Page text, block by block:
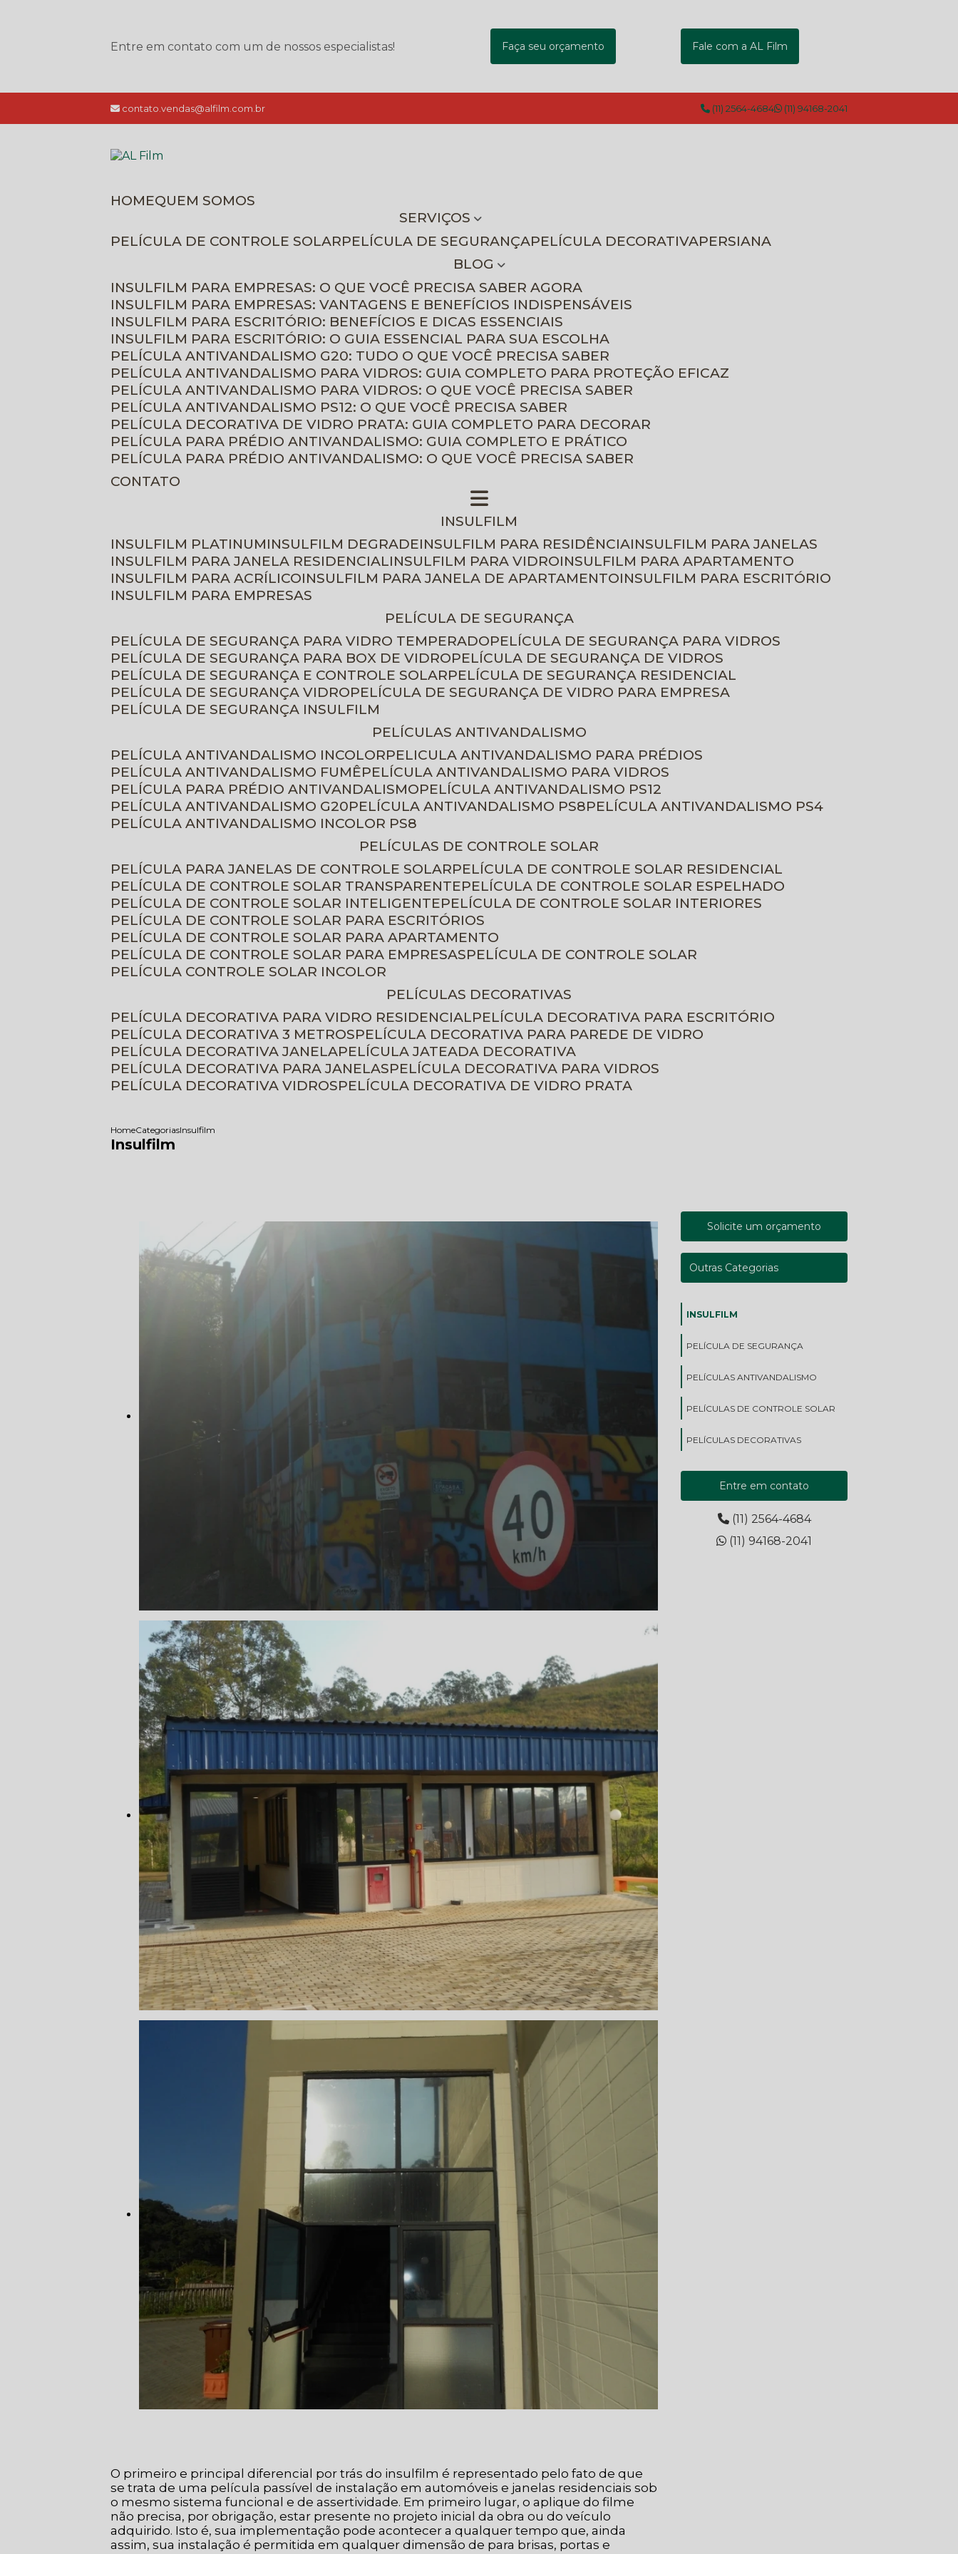
Entre em contato com um de nossos especialistas! Faça seu orçamento Fale com a AL Film
contato.vendas@alfilm.com.br (11) 2564-4684 (11) 94168-2041
HOME
QUEM SOMOS
SERVIÇOS
PELÍCULA DE CONTROLE SOLAR
PELÍCULA DE SEGURANÇA PELÍCULA DECORATIVA
PERSIANA
BLOG
INSULFILM PARA EMPRESAS: O QUE VOCÊ PRECISA SABER AGORA
INSULFILM PARA EMPRESAS: VANTAGENS E BENEFÍCIOS INDISPENSÁVEIS
INSULFILM PARA ESCRITÓRIO: BENEFÍCIOS E DICAS ESSENCIAIS
INSULFILM PARA ESCRITÓRIO: O GUIA ESSENCIAL PARA SUA ESCOLHA
PELÍCULA ANTIVANDALISMO G20: TUDO O QUE VOCÊ PRECISA SABER
PELÍCULA ANTIVANDALISMO PARA VIDROS: GUIA COMPLETO PARA PROTEÇÃO EFICAZ
PELÍCULA ANTIVANDALISMO PARA VIDROS: O QUE VOCÊ PRECISA SABER
PELÍCULA ANTIVANDALISMO PS12: O QUE VOCÊ PRECISA SABER
PELÍCULA DECORATIVA DE VIDRO PRATA: GUIA COMPLETO PARA DECORAR
PELÍCULA PARA PRÉDIO ANTIVANDALISMO: GUIA COMPLETO E PRÁTICO
PELÍCULA PARA PRÉDIO ANTIVANDALISMO: O QUE VOCÊ PRECISA SABER
CONTATO
INSULFILM
INSULFILM PLATINUM INSULFILM DEGRADE INSULFILM PARA RESIDÊNCIA INSULFILM PARA JANELAS
INSULFILM PARA JANELA RESIDENCIAL INSULFILM PARA VIDRO INSULFILM PARA APARTAMENTO
INSULFILM PARA ACRÍLICO INSULFILM PARA JANELA DE APARTAMENTO INSULFILM PARA ESCRITÓRIO
INSULFILM PARA EMPRESAS
PELÍCULA DE SEGURANÇA
PELÍCULA DE SEGURANÇA PARA VIDRO TEMPERADO
PELÍCULA DE SEGURANÇA PARA VIDROS
PELÍCULA DE SEGURANÇA PARA BOX DE VIDRO
PELÍCULA DE SEGURANÇA DE VIDROS
PELÍCULA DE SEGURANÇA E CONTROLE SOLAR
PELÍCULA DE SEGURANÇA RESIDENCIAL
PELÍCULA DE SEGURANÇA VIDRO
PELÍCULA DE SEGURANÇA DE VIDRO PARA EMPRESA
PELÍCULA DE SEGURANÇA INSULFILM
PELÍCULAS ANTIVANDALISMO
PELÍCULA ANTIVANDALISMO INCOLOR
PELICULA ANTIVANDALISMO PARA PRÉDIOS
PELÍCULA ANTIVANDALISMO FUMÊ
PELÍCULA ANTIVANDALISMO PARA VIDROS
PELÍCULA PARA PRÉDIO ANTIVANDALISMO
PELÍCULA ANTIVANDALISMO PS12
PELÍCULA ANTIVANDALISMO G20
PELÍCULA ANTIVANDALISMO PS8
PELÍCULA ANTIVANDALISMO PS4
PELÍCULA ANTIVANDALISMO INCOLOR PS8
PELÍCULAS DE CONTROLE SOLAR
PELÍCULA PARA JANELAS DE CONTROLE SOLAR
PELÍCULA DE CONTROLE SOLAR RESIDENCIAL
PELÍCULA DE CONTROLE SOLAR TRANSPARENTE
PELÍCULA DE CONTROLE SOLAR ESPELHADO
PELÍCULA DE CONTROLE SOLAR INTELIGENTE
PELÍCULA DE CONTROLE SOLAR INTERIORES
PELÍCULA DE CONTROLE SOLAR PARA ESCRITÓRIOS
PELÍCULA DE CONTROLE SOLAR PARA APARTAMENTO
PELÍCULA DE CONTROLE SOLAR PARA EMPRESAS
PELÍCULA DE CONTROLE SOLAR
PELÍCULA CONTROLE SOLAR INCOLOR
PELÍCULAS DECORATIVAS
PELÍCULA DECORATIVA PARA VIDRO RESIDENCIAL
PELÍCULA DECORATIVA PARA ESCRITÓRIO
PELÍCULA DECORATIVA 3 METROS
PELÍCULA DECORATIVA PARA PAREDE DE VIDRO
PELÍCULA DECORATIVA JANELA
PELÍCULA JATEADA DECORATIVA
PELÍCULA DECORATIVA PARA JANELAS
PELÍCULA DECORATIVA PARA VIDROS
PELÍCULA DECORATIVA VIDROS
PELÍCULA DECORATIVA DE VIDRO PRATA
HomeCategoriasInsulfilm
Insulfilm
O primeiro e principal diferencial por trás do insulfilm é representado pelo fato de que
se trata de uma película passível de instalação em automóveis e janelas residenciais sob
o mesmo sistema funcional e de assertividade. Em primeiro lugar, o aplique do filme
não precisa, por obrigação, estar presente no projeto inicial da obra ou do veículo
adquirido. Isto é, sua implementação pode acontecer a qualquer tempo que, ainda
assim, sua instalação é permitida em qualquer dimensão de para brisas, portas e
Solicite um orçamento
Outras Categorias
INSULFILM
PELÍCULA DE SEGURANÇA
PELÍCULAS ANTIVANDALISMO
PELÍCULAS DE CONTROLE SOLAR
PELÍCULAS DECORATIVAS
Entre em contato
(11) 2564-4684
(11) 94168-2041